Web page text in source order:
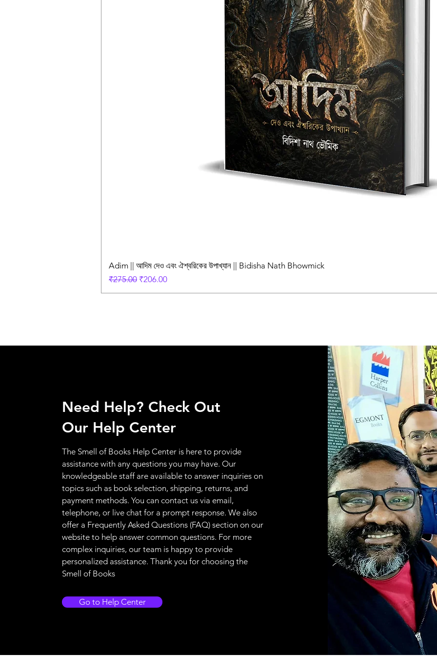
Adim || আদিম দেও এবং ঐশ্বরিকের উপাখ্যান || Bidisha Nath Bhowmick
Regular Price
₹275.00 Sale Price
₹206.00
Need Help? Check Out
Our Help Center
The Smell of Books Help Center is here to provide
assistance with any questions you may have. Our
knowledgeable staff are available to answer inquiries on
topics such as book selection, shipping, returns, and
payment methods. You can contact us via email,
telephone, or live chat for a prompt response. We also
offer a Frequently Asked Questions (FAQ) section on our
website to help answer common questions. For more
complex inquiries, our team is happy to provide
personalized assistance. Thank you for choosing the
Smell of Books
Go to Help Center